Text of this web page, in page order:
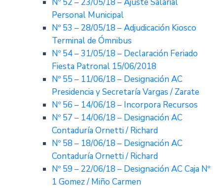
Personal Municipal
Nº 53 – 28/05/18 – Adjudicación Kiosco
Terminal de Ómnibus
Nº 54 – 31/05/18 – Declaración Feriado
Fiesta Patronal 15/06/2018
Nº 55 – 11/06/18 – Designación AC
Presidencia y Secretaría Vargas / Zarate
Nº 56 – 14/06/18 – Incorpora Recursos
Nº 57 – 14/06/18 – Designación AC
Contaduría Ornetti / Richard
Nº 58 – 18/06/18 – Designación AC
Contaduría Ornetti / Richard
Nº 59 – 22/06/18 – Designación AC Caja Nº
1 Gomez / Miño Carmen